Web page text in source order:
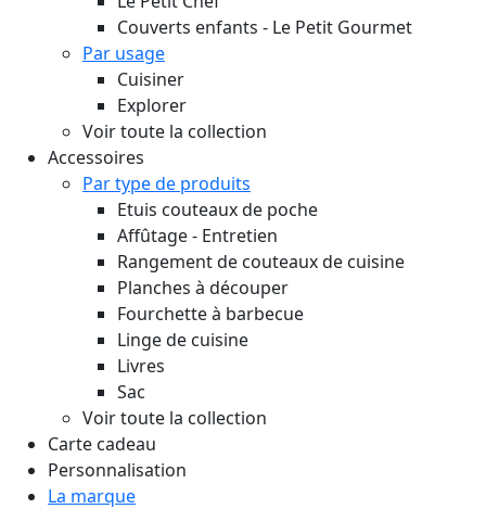
Couverts enfants - Le Petit Gourmet
Par usage
Cuisiner
Explorer
Voir toute la collection
Accessoires
Par type de produits
Etuis couteaux de poche
Affûtage - Entretien
Rangement de couteaux de cuisine
Planches à découper
Fourchette à barbecue
Linge de cuisine
Livres
Sac
Voir toute la collection
Carte cadeau
Personnalisation
La marque